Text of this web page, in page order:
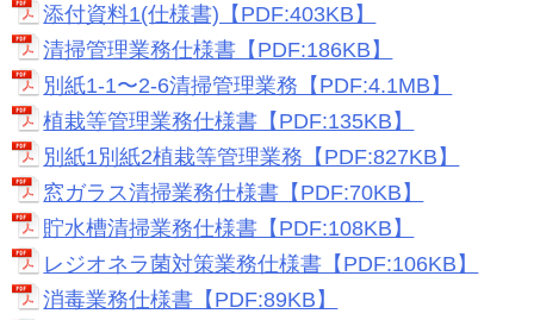
添付資料1(仕様書)【PDF:403KB】
清掃管理業務仕様書【PDF:186KB】
別紙1-1〜2-6清掃管理業務【PDF:4.1MB】
植栽等管理業務仕様書【PDF:135KB】
別紙1別紙2植栽等管理業務【PDF:827KB】
窓ガラス清掃業務仕様書【PDF:70KB】
貯水槽清掃業務仕様書【PDF:108KB】
レジオネラ菌対策業務仕様書【PDF:106KB】
消毒業務仕様書【PDF:89KB】